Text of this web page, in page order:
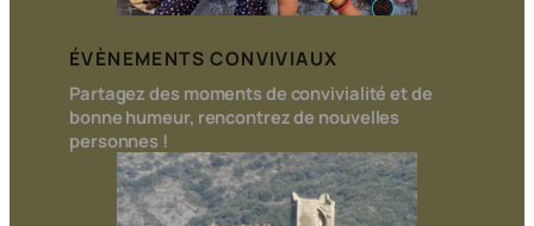
ÉVÈNEMENTS CONVIVIAUX
Partagez des moments de convivialité et de
bonne humeur, rencontrez de nouvelles
personnes !